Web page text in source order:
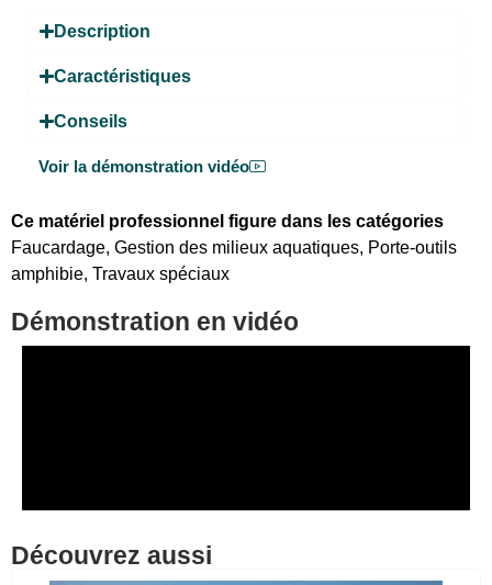
Description
Caractéristiques
Conseils
Voir la démonstration vidéo
Ce matériel professionnel figure dans les catégories
Faucardage, Gestion des milieux aquatiques, Porte-outils
amphibie, Travaux spéciaux
Démonstration en vidéo
Découvrez aussi